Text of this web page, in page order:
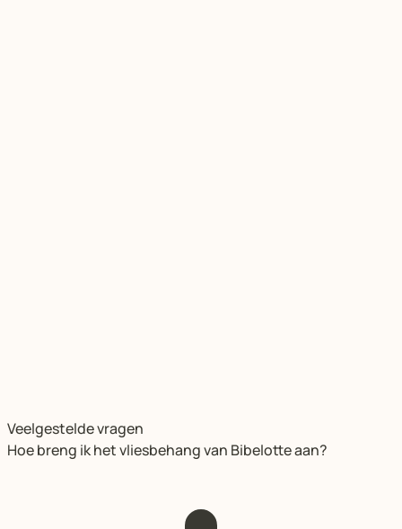
Veelgestelde vragen
Hoe breng ik het vliesbehang van Bibelotte aan?